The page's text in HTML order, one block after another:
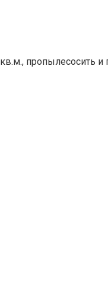
пропылесосить и